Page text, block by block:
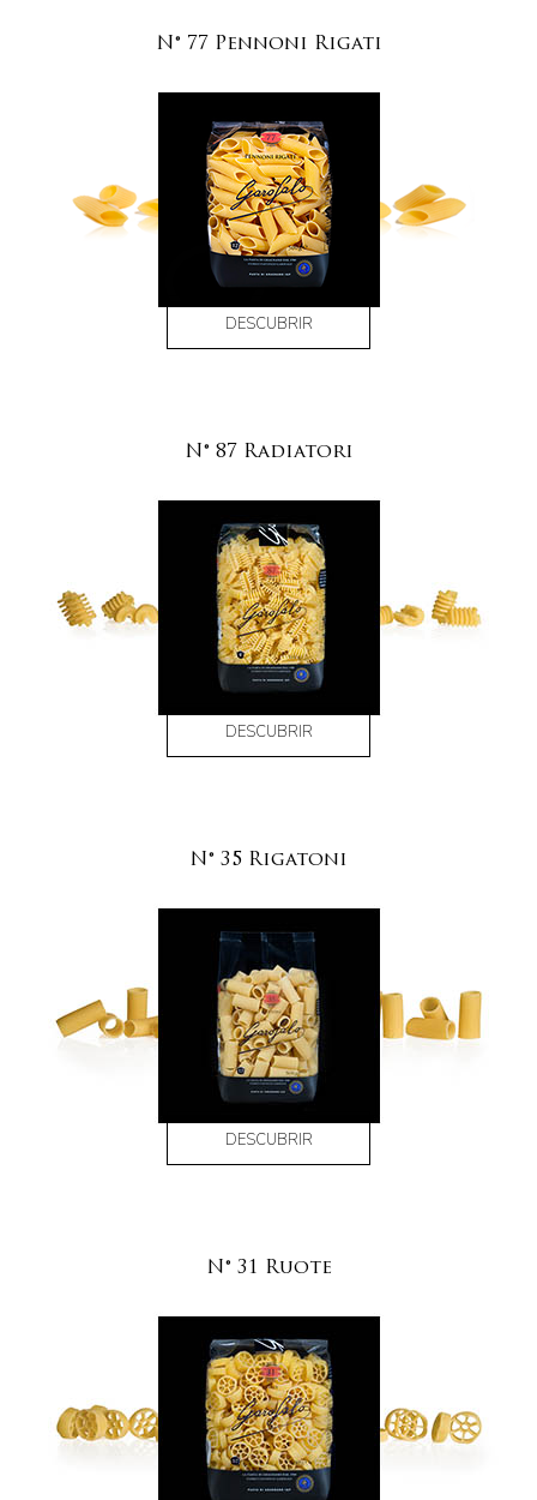
N° 77 Pennoni Rigati
DESCUBRIR
N° 87 Radiatori
DESCUBRIR
N° 35 Rigatoni
DESCUBRIR
N° 31 Ruote